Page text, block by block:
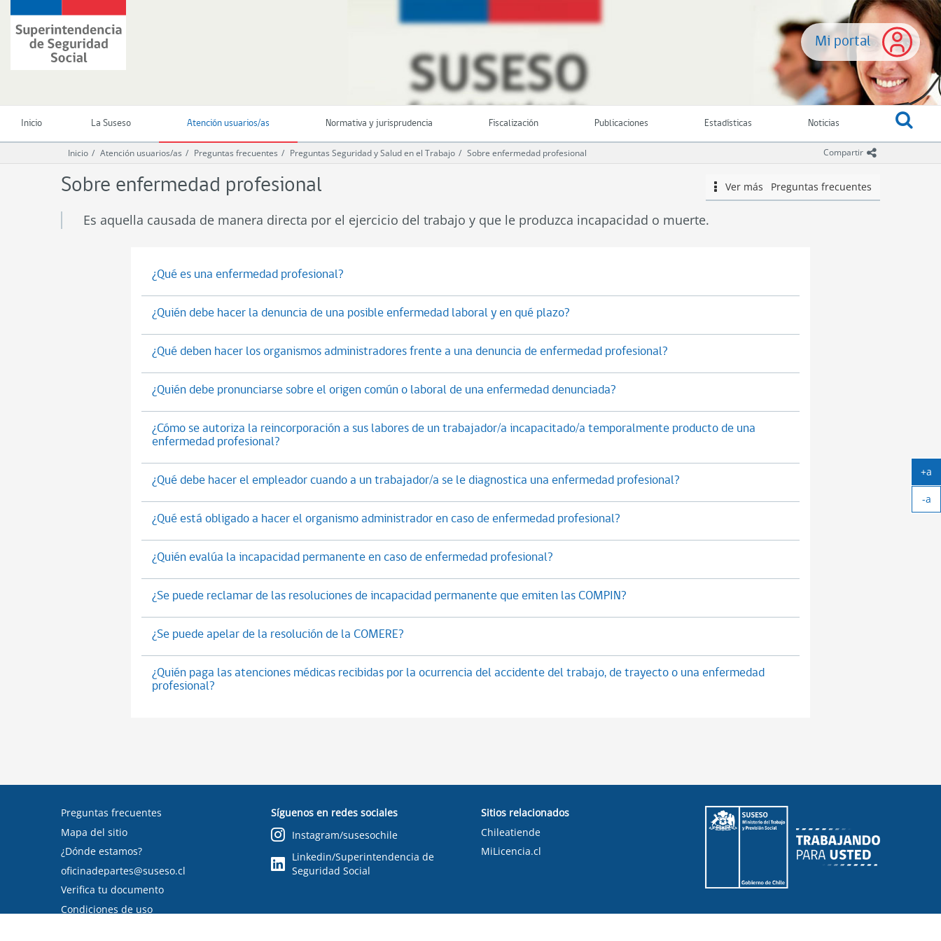
contenido
principal
Mi portal
Superintendencia
de
Seguridad
Chile
Inicio La Suseso Atención usuarios/as Normativa y jurisprudencia Fiscalización Publicaciones Estadísticas Noticias
Compartir icono
Inicio Atención usuarios/as Preguntas frecuentes Preguntas Seguridad y Salud en el Trabajo Sobre enfermedad profesional
icono
Ver más Preguntas frecuentes
Sobre enfermedad profesional
Es aquella causada de manera directa por el ejercicio del trabajo y que le produzca incapacidad o muerte.
¿Qué es una enfermedad profesional?
¿Quién debe hacer la denuncia de una posible enfermedad laboral y en qué plazo?
¿Qué deben hacer los organismos administradores frente a una denuncia de enfermedad profesional?
¿Quién debe pronunciarse sobre el origen común o laboral de una enfermedad denunciada?
¿Cómo se autoriza la reincorporación a sus labores de un trabajador/a incapacitado/a temporalmente producto de una
enfermedad profesional?
¿Qué debe hacer el empleador cuando a un trabajador/a se le diagnostica una enfermedad profesional?
¿Qué está obligado a hacer el organismo administrador en caso de enfermedad profesional?
¿Quién evalúa la incapacidad permanente en caso de enfermedad profesional?
¿Se puede reclamar de las resoluciones de incapacidad permanente que emiten las COMPIN?
¿Se puede apelar de la resolución de la COMERE?
¿Quién paga las atenciones médicas recibidas por la ocurrencia del accidente del trabajo, de trayecto o una enfermedad
profesional?
Preguntas frecuentes
Mapa del sitio
¿Dónde estamos?
oficinadepartes@suseso.cl
Verifica tu documento
Condiciones de uso
Síguenos en redes sociales
Instagram/susesochile
Linkedin/Superintendencia de
Seguridad Social
Sitios relacionados
Chileatiende
MiLicencia.cl
+a
-a